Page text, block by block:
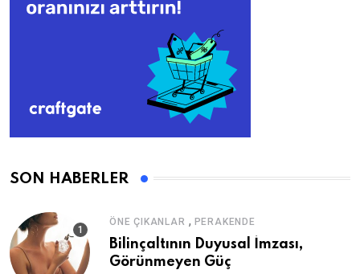
SON HABERLER
ÖNE ÇIKANLAR , PERAKENDE
Bilinçaltının Duyusal İmzası,
Görünmeyen Güç